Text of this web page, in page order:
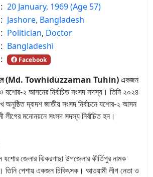
: 20 January, 1969 (Age 57)
: Jashore, Bangladesh
: Politician, Doctor
: Bangladeshi
: Facebook
তুহিন (Md. Towhiduzzaman Tuhin)একজন
ও যশোর-২ আসনের নির্বাচিত সংসদ সদস্য। তিনি ২০২৪
অনুষ্ঠিত দ্বাদশ জাতীয় সংসদ নির্বাচনে যশোর-২ আসন
লীগের মনোনয়নে সংসদ সদস্য নির্বাচিত হন।
যশোর জেলার ঝিকরগাছা উপজেলার কীর্তিপুর নামক
তিনি পেশায় একজন চিকিৎসক। আওয়ামী লীগ নেতা ও